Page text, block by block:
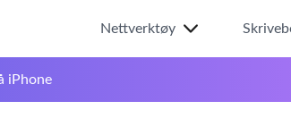
Nettverktøy
iPhone